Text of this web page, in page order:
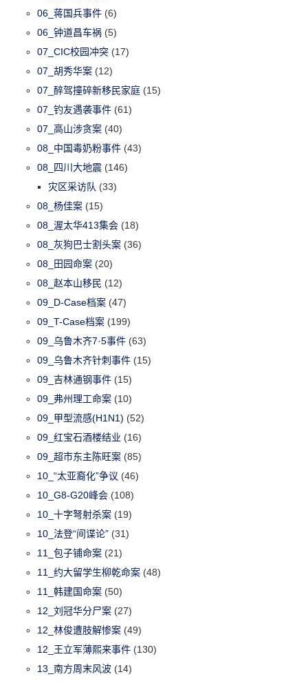
06_蒋国兵事件 (6)
06_钟道昌车祸 (5)
07_CIC校园冲突 (17)
07_胡秀华案 (12)
07_醉驾撞碎新移民家庭 (15)
07_钓友遇袭事件 (61)
07_高山涉贪案 (40)
08_中国毒奶粉事件 (43)
08_四川大地震 (146)
灾区采访队 (33)
08_杨佳案 (15)
08_渥太华413集会 (18)
08_灰狗巴士割头案 (36)
08_田园命案 (20)
08_赵本山移民 (12)
09_D-Case档案 (47)
09_T-Case档案 (199)
09_乌鲁木齐7·5事件 (63)
09_乌鲁木齐针刺事件 (15)
09_吉林通钢事件 (15)
09_弗州理工命案 (10)
09_甲型流感(H1N1) (52)
09_红宝石酒楼结业 (16)
09_超市东主陈旺案 (85)
10_“太亚裔化”争议 (46)
10_G8-G20峰会 (108)
10_十字弩射杀案 (19)
10_法登“间谍论” (31)
11_包子铺命案 (21)
11_约大留学生柳乾命案 (48)
11_韩建国命案 (50)
12_刘冠华分尸案 (27)
12_林俊遭肢解惨案 (49)
12_王立军薄熙来事件 (130)
13_南方周末风波 (14)